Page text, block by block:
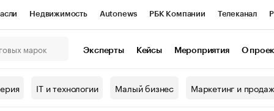
Недвижимость Autonews РБК Компании Телеканал
Проверка контрагентов
Эксперты Кейсы Мероприятия О
IT и технологии Малый бизнес Маркетинг и